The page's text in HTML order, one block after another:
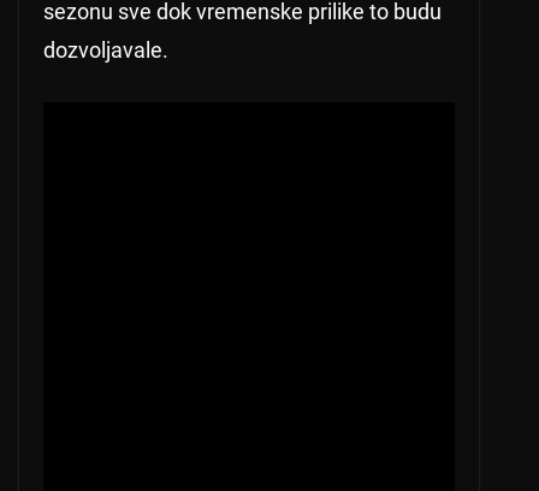
sezonu sve dok vremenske prilike to budu
dozvoljavale.